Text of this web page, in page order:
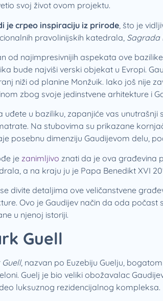
svoj život ovom projektu.
je crpeo inspiraciju iz prirode , što je
pravolinijskih katedrala, Sagrada
od najimpresivnijih aspekata ove
bude najviši verski objekat u Evropi.
niži od planine Monžuik. Iako još nije
zbog svoje jedinstvene arhitekture i
uđete u baziliku, zapanjiće vas
Na stubovima su prikazane
posebnu dimenziju Gaudijevom delu,
je zanimljivo znati da je ova građevina
a na kraju ju je Papa Benedikt XVI
divite detaljima ove veličanstvene
Ovo je Gaudijev način da oda
u njenoj istoriji.
Guell
Guell, nazvan po Euzebiju Guelju,
Guelj je bio veliki obožavalac
luksuznog rezidencijalnog kompleksa.